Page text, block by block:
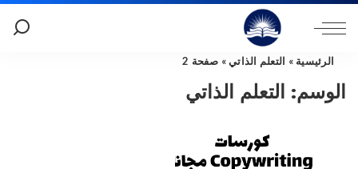
الرئيسية » التعلم الذاتي » صفحة 2
الوسم: التعلم الذاتي